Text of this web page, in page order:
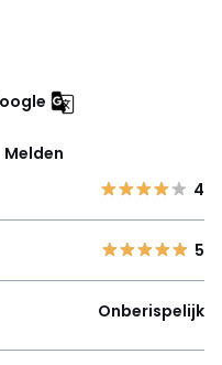
Melden
4
5
Onberispelijk